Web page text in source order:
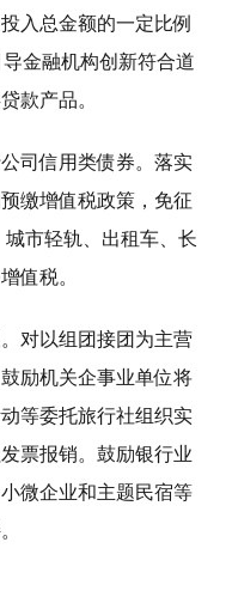
入总金额的一定比例
金融机构创新符合道
款产品。
司信用类债券。落实
缴增值税政策，免征
市轻轨、出租车、长
值税。
对以组团接团为主营
励机关企事业单位将
等委托旅行社组织实
票报销。鼓励银行业
微企业和主题民宿等